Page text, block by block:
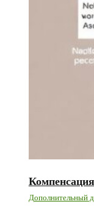
Дополнительный